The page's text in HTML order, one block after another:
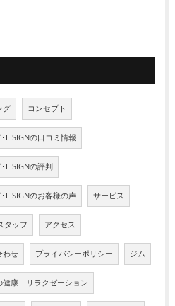
グ コンセプト
LISIGNの口コミ情報
LISIGNの評判
LISIGNのお客様の声 サービス
タッフ アクセス
わせ プライバシーポリシー ジム
健康 リラクゼーション